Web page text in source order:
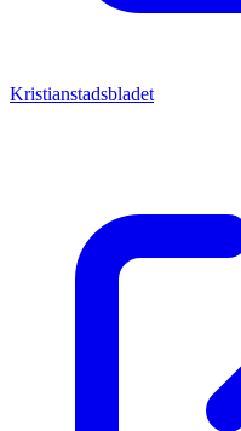
Kristianstadsbladet